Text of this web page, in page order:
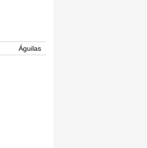
Águilas